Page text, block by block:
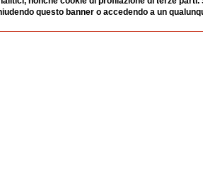
Palinsestoquesto banner o accedendo a un